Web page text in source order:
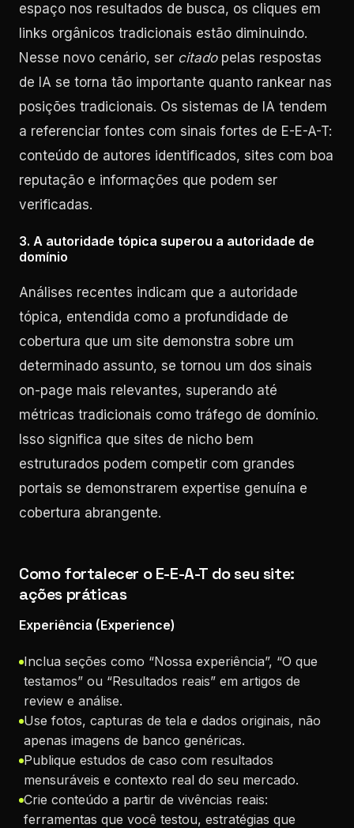
espaço nos resultados de busca, os cliques em
links orgânicos tradicionais estão diminuindo.
Nesse novo cenário, ser citadopelas respostas
de IA se torna tão importante quanto rankear nas
posições tradicionais. Os sistemas de IA tendem
a referenciar fontes com sinais fortes de E-E-A-T:
conteúdo de autores identificados, sites com boa
reputação e informações que podem ser
verificadas.
3. A autoridade tópica superou a autoridade de
domínio
Análises recentes indicam que a autoridade
tópica, entendida como a profundidade de
cobertura que um site demonstra sobre um
determinado assunto, se tornou um dos sinais
on-page mais relevantes, superando até
métricas tradicionais como tráfego de domínio.
Isso significa que sites de nicho bem
estruturados podem competir com grandes
portais se demonstrarem expertise genuína e
cobertura abrangente.
Como fortalecer o E-E-A-T do seu site:
ações práticas
Experiência (Experience)
Inclua seções como “Nossa experiência”, “O que
testamos” ou “Resultados reais” em artigos de
review e análise.
Use fotos, capturas de tela e dados originais, não
apenas imagens de banco genéricas.
Publique estudos de caso com resultados
mensuráveis e contexto real do seu mercado.
Crie conteúdo a partir de vivências reais:
ferramentas que você testou, estratégias que